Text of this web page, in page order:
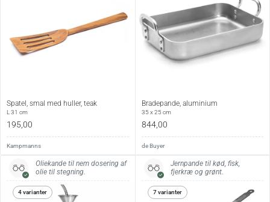
Spatel, smal med huller, teak
L 31 cm
195,00
Kampmanns
Bradepande, aluminium
35 x 25 cm
844,00
de Buyer
Oliekande til nem dosering af
olie til stegning.
4 varianter
Jernpande til kød, fisk,
fjerkræ og grønt.
7 varianter